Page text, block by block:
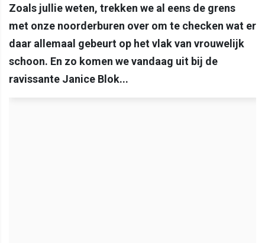
Zoals jullie weten, trekken we al eens de grens
met onze noorderburen over om te checken wat er
daar allemaal gebeurt op het vlak van vrouwelijk
schoon. En zo komen we vandaag uit bij de
ravissante Janice Blok...